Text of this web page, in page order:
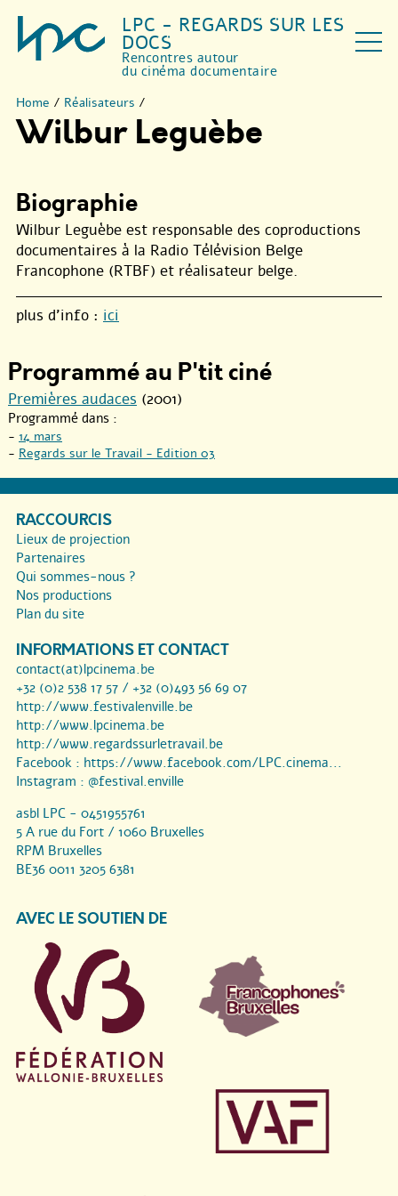
LPC - REGARDS SUR LES
DOCS
Rencontres autour
du cinéma documentaire
Home / Réalisateurs /
Wilbur Leguèbe
Biographie
Wilbur Leguèbe est responsable des coproductions
documentaires à la Radio Télévision Belge
Francophone (RTBF) et réalisateur belge.
plus d’info : ici
Programmé au P'tit ciné
Premières audaces (2001)
Programmé dans :
- 14 mars
- Regards sur le Travail - Edition 03
RACCOURCIS
Lieux de projection
Partenaires
Qui sommes-nous ?
Nos productions
Plan du site
INFORMATIONS ET CONTACT
contact(at)lpcinema.be
+32 (0)2 538 17 57 / +32 (0)493 56 69 07
http://www.festivalenville.be
http://www.lpcinema.be
http://www.regardssurletravail.be
Facebook : https://www.facebook.com/LPC.cinema...
Instagram : @festival.enville
asbl LPC - 0451955761
5 A rue du Fort / 1060 Bruxelles
RPM Bruxelles
BE36 0011 3205 6381
AVEC LE SOUTIEN DE